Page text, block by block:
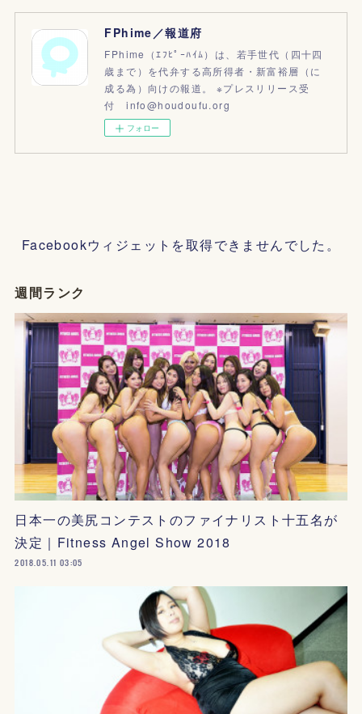
FPhime／報道府
FPhime（ｴﾌﾋﾟｰﾊｲﾑ）は、若手世代（四十四
歳まで）を代弁する高所得者・新富裕層（に
成る為）向けの報道。 ※プレスリリース受
付 info@houdoufu.org
フォロー
Facebookウィジェットを取得できませんでした。
週間ランク
日本一の美尻コンテストのファイナリスト十五名が
決定｜Fitness Angel Show 2018
2018.05.11 03:05